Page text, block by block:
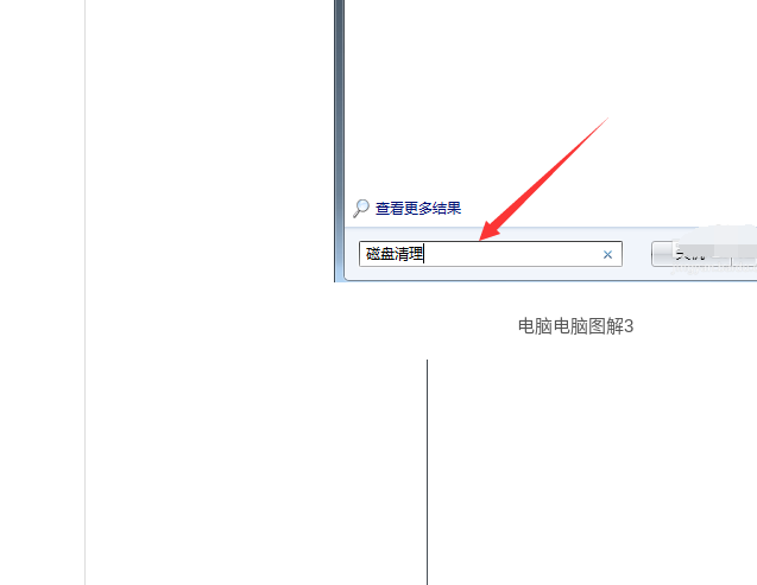
电脑电脑图解3